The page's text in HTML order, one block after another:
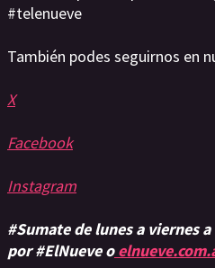
#telenueve
También podes seguirnos en
X
Facebook
Instagram
#Sumate de lunes a viernes
por #ElNueve o